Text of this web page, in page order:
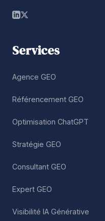
Services
Agence GEO
Référencement GEO
Optimisation ChatGPT
Stratégie GEO
Consultant GEO
Expert GEO
Visibilité IA Générative